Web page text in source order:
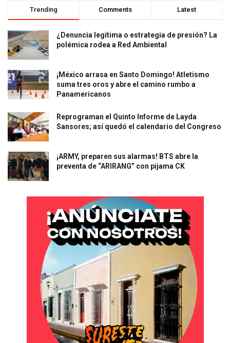
Trending Comments Latest
¿Denuncia legítima o estrategia de presión? La
polémica rodea a Red Ambiental
¡México arrasa en Santo Domingo! Atletismo
suma tres oros y abre el camino rumbo a
Panamericanos
Reprograman el Quinto Informe de Layda
Sansores; así quedó el calendario del Congreso
¡ARMY, preparen sus alarmas! BTS abre la
preventa de “ARIRANG” con pijama CK